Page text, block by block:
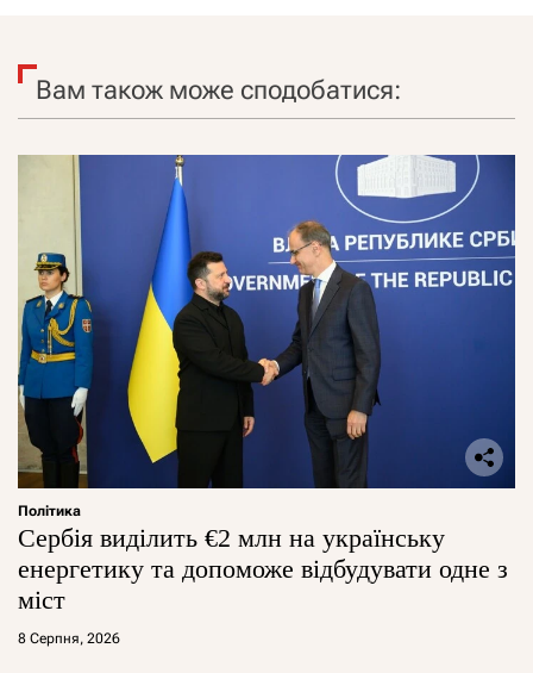
Вам також може сподобатися:
Політика
Сербія виділить €2 млн на українську
енергетику та допоможе відбудувати одне з
міст
8 Серпня, 2026